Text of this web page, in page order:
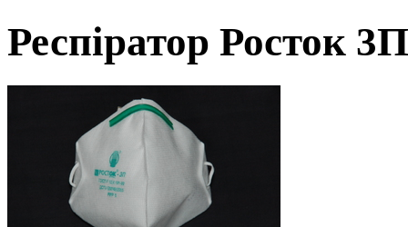
Респіратор Росток 3П